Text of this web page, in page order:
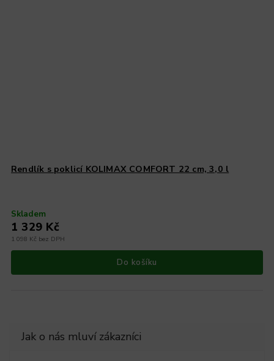
Rendlík s poklicí KOLIMAX COMFORT 22 cm, 3,0 l
Skladem
1 098 Kč bez DPH
1 329 Kč
Do košíku